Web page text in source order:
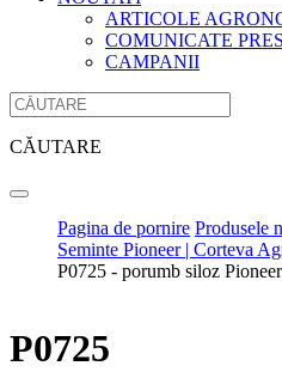
ARTICOLE
COMUNICATE
CAMPANII
CĂUTARE
Pagina de pornire Produsele
Seminte Pioneer | Corteva
P0725 - porumb siloz
P0725